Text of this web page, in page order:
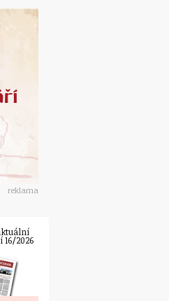
reklama
16/2026